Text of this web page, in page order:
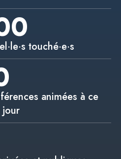
touché·e·s
animées à ce
jour